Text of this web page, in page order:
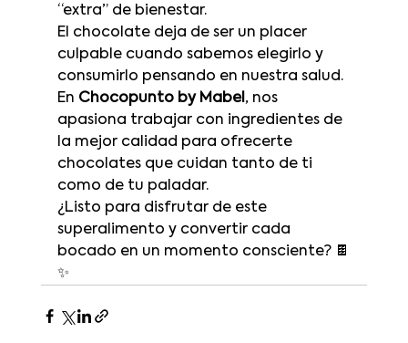
“extra” de bienestar.
El chocolate deja de ser un placer
culpable cuando sabemos elegirlo y
consumirlo pensando en nuestra salud.
En Chocopunto by Mabel, nos
apasiona trabajar con ingredientes de
la mejor calidad para ofrecerte
chocolates que cuidan tanto de ti
como de tu paladar.
¿Listo para disfrutar de este
superalimento y convertir cada
bocado en un momento consciente? 🍫
✨